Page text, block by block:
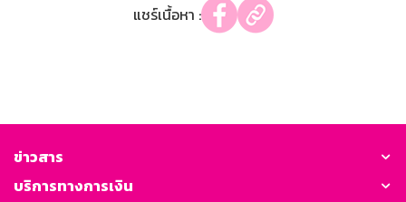
แชร์เนื้อหา :
ข่าวสาร
บริการทางการเงิน